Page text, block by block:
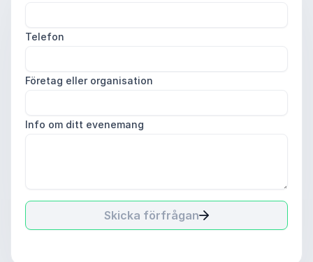
Telefon
Företag eller organisation
Info om ditt evenemang
Skicka förfrågan